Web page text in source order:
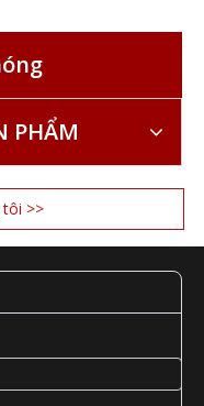
PHẨM
tôi >>